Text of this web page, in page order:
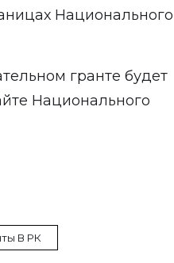
Национального
гранте будет
Национального
В РК